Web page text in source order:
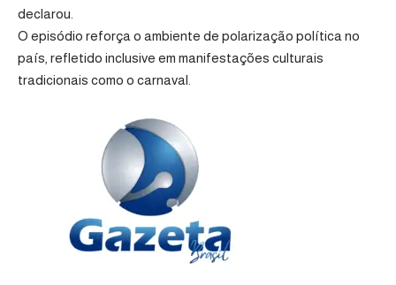
declarou.
O episódio reforça o ambiente de polarização política no
país, refletido inclusive em manifestações culturais
tradicionais como o carnaval.